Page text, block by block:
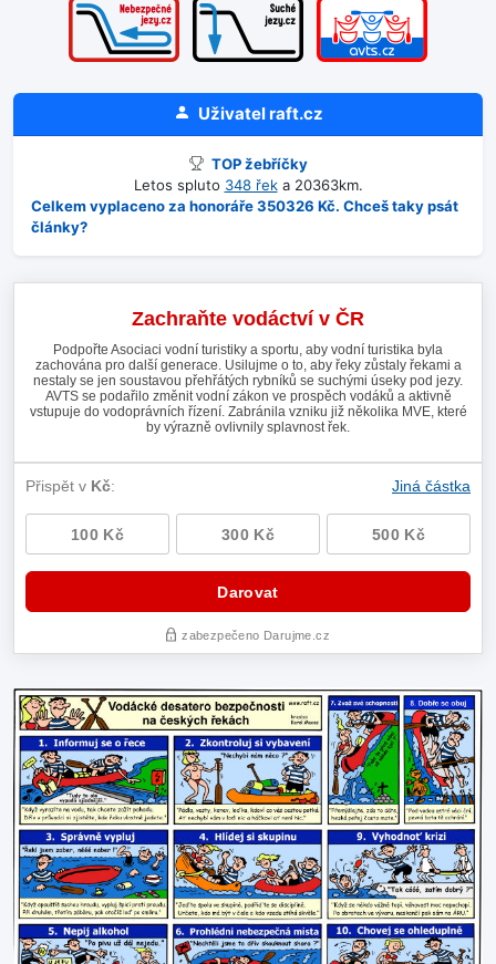
Uživatelraft.cz
TOP žebříčky
Letos spluto 348 řeka 20363km.
Celkem vyplaceno za honoráře 350326 Kč. Chceš taky psát
články?